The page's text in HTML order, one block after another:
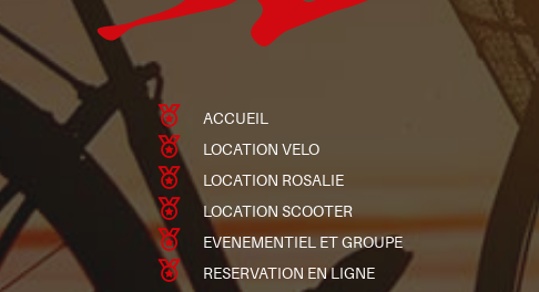
ACCUEIL
LOCATION VELO
LOCATION ROSALIE
LOCATION SCOOTER
EVENEMENTIEL ET GROUPE
RESERVATION EN LIGNE